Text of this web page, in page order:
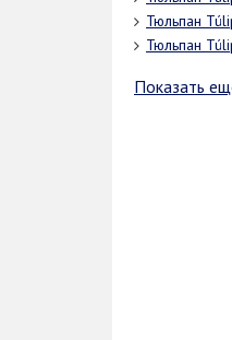
Тюльпан
Тюльпан
Показать